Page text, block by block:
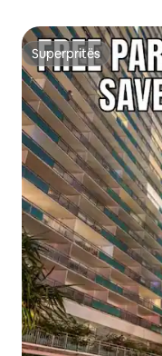
Superpritës
Superpritës